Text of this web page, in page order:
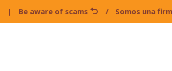
| Be aware of scams / Somos una